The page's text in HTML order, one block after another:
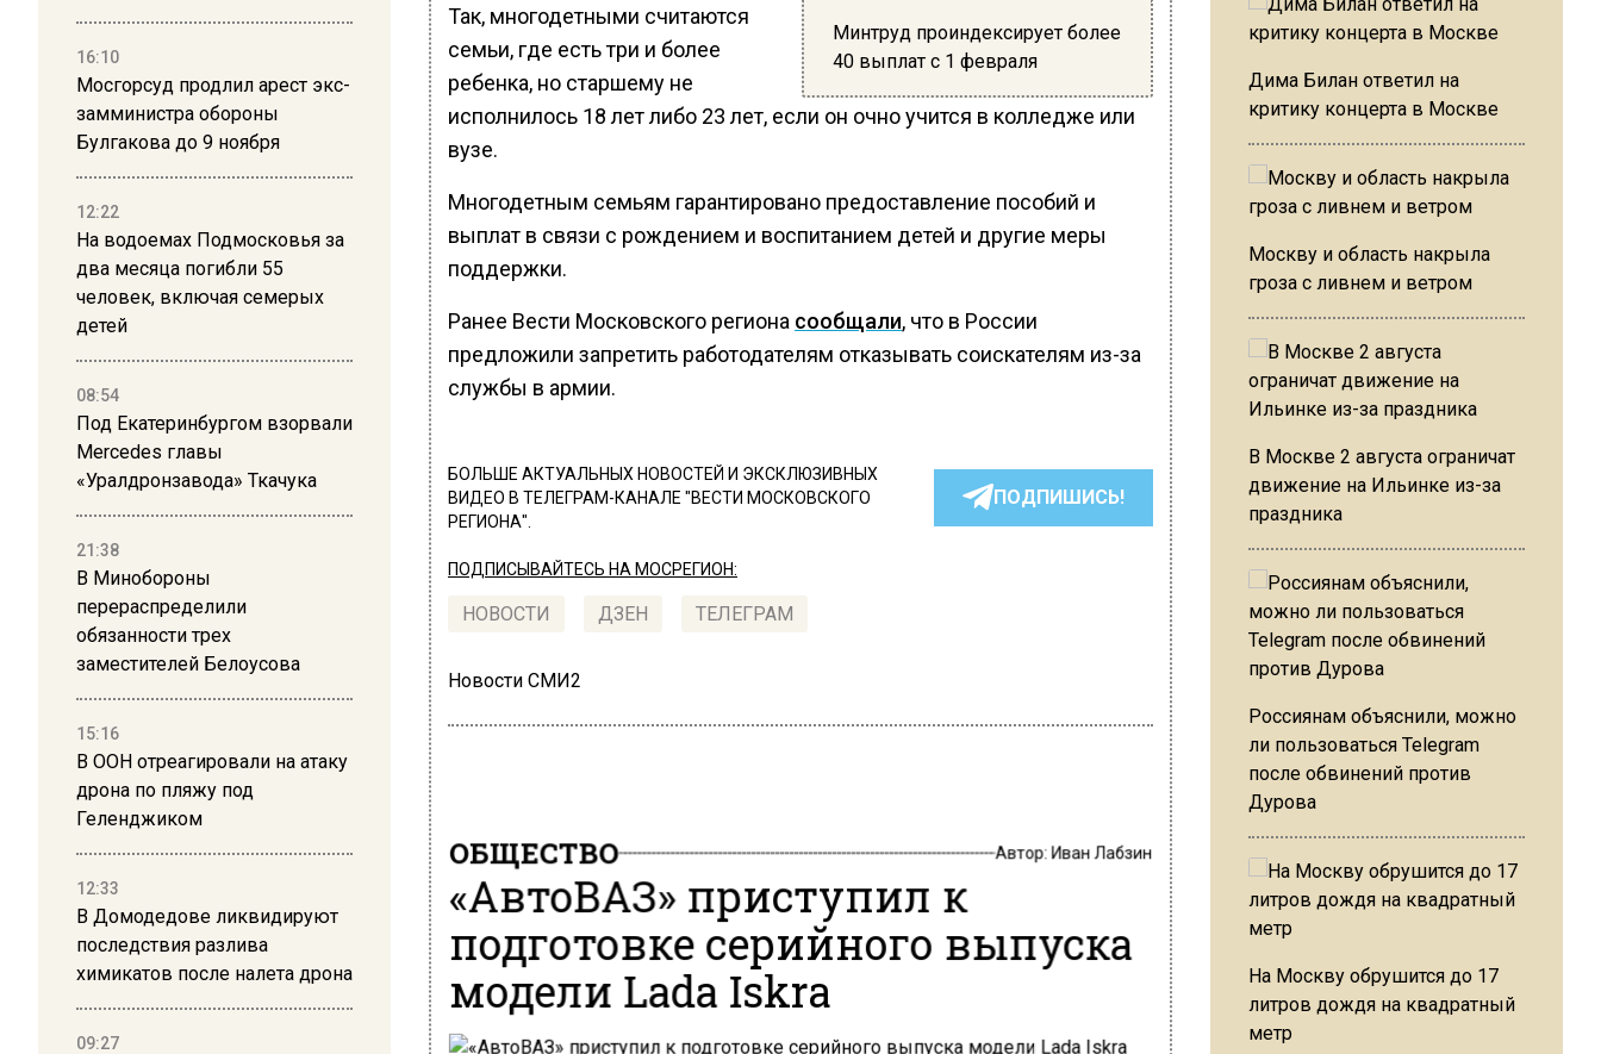
16:10
Мосгорсуд продлил арест экс-
замминистра обороны
Булгакова до 9 ноября
12:22
На водоемах Подмосковья за
два месяца погибли 55
человек, включая семерых
детей
08:54
Под Екатеринбургом взорвали
Mercedes главы
«Уралдронзавода» Ткачука
21:38
В Минобороны
перераспределили
обязанности трех
заместителей Белоусова
15:16
В ООН отреагировали на атаку
дрона по пляжу под
Геленджиком
12:33
В Домодедове ликвидируют
последствия разлива
химикатов после налета дрона
09:27
Минтруд проиндексирует более
40 выплат с 1 февраля
Так, многодетными считаются
семьи, где есть три и более
ребенка, но старшему не
исполнилось 18 лет либо 23 лет, если он очно учится в колледже или
вузе.
Многодетным семьям гарантировано предоставление пособий и
выплат в связи с рождением и воспитанием детей и другие меры
поддержки.
Ранее Вести Московского региона сообщали, что в России
предложили запретить работодателям отказывать соискателям из-за
службы в армии.
БОЛЬШЕ АКТУАЛЬНЫХ НОВОСТЕЙ И ЭКСКЛЮЗИВНЫХ
ВИДЕО В ТЕЛЕГРАМ-КАНАЛЕ "ВЕСТИ МОСКОВСКОГО
РЕГИОНА".
ПОДПИШИСЬ!
ПОДПИСЫВАЙТЕСЬ НА МОСРЕГИОН:
НОВОСТИ ДЗЕН ТЕЛЕГРАМ
Новости СМИ2
ОБЩЕСТВО Автор:Иван Лабзин
«АвтоВАЗ» приступил к
подготовке серийного выпуска
модели Lada Iskra
Дима Билан ответил на
критику концерта в Москве
Москву и область накрыла
гроза с ливнем и ветром
В Москве 2 августа ограничат
движение на Ильинке из-за
праздника
Россиянам объяснили, можно
ли пользоваться Telegram
после обвинений против
Дурова
На Москву обрушится до 17
литров дождя на квадратный
метр